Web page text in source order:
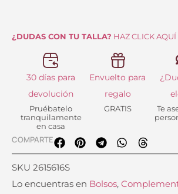
¿DUDAS CON TU TALLA? HAZ CLICK AQUÍ
30 días para
devolución
Pruébatelo
tranquilamente
en casa
Envuelto para
regalo
GRATIS
Te
COMPARTE
SKU 2615616S
Lo encuentras en Bolsos,